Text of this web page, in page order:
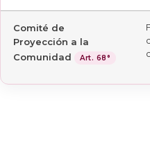
Comité de
Proyección a la
Comunidad
Art. 68°